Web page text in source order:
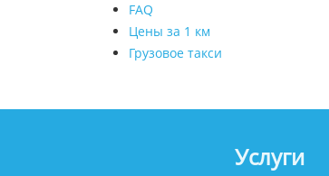
FAQ
Цены за 1 км
Грузовое такси
Услуги